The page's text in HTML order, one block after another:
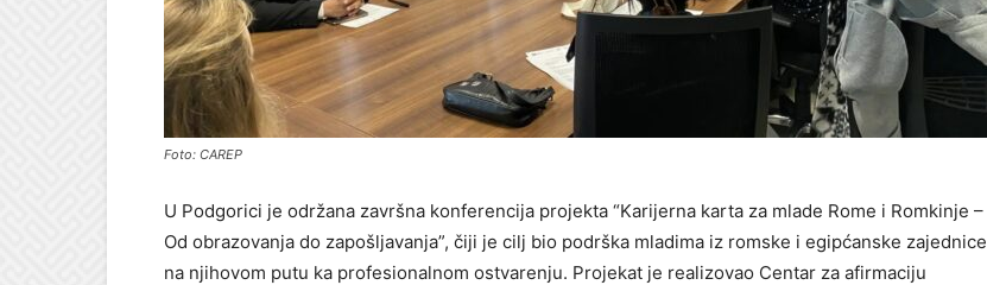
Foto: CAREP
U Podgorici je održana završna konferencija projekta “Karijerna karta za mlade Rome i Romkinje –
Od obrazovanja do zapošljavanja”, čiji je cilj bio podrška mladima iz romske i egipćanske zajednice
na njihovom putu ka profesionalnom ostvarenju. Projekat je realizovao Centar za afirmaciju